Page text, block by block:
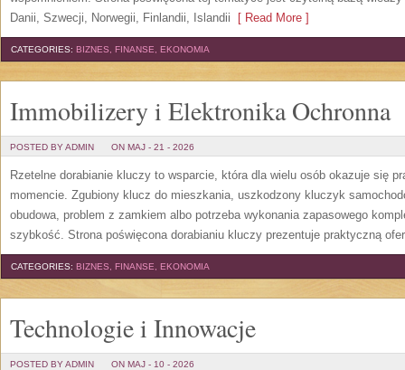
Danii, Szwecji, Norwegii, Finlandii, Islandii [ Read More ]
CATEGORIES: BIZNES, FINANSE, EKONOMIA
Immobilizery i Elektronika Ochronna
POSTED BY ADMIN ON MAJ - 21 - 2026
Rzetelne dorabianie kluczy to wsparcie, która dla wielu osób okazuje się
momencie. Zgubiony klucz do mieszkania, uszkodzony kluczyk
obudowa, problem z zamkiem albo potrzeba wykonania zapasowego
szybkość. Strona poświęcona dorabianiu kluczy prezentuje praktyczną
CATEGORIES: BIZNES, FINANSE, EKONOMIA
Technologie i Innowacje
POSTED BY ADMIN ON MAJ - 10 - 2026